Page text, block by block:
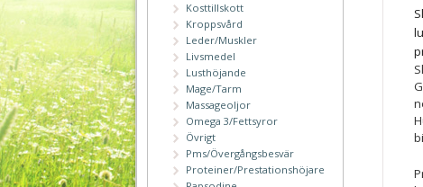
Kosttillskott
Kroppsvård
Leder/Muskler
Livsmedel
Lusthöjande
Mage/Tarm
Massageoljor
Omega 3/Fettsyror
Övrigt
Pms/Övergångsbesvär
Proteiner/Prestationshöjare